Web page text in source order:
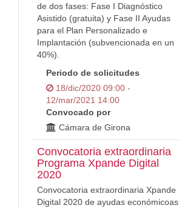
de dos fases: Fase I Diagnóstico
Asistido (gratuita) y Fase II Ayudas
para el Plan Personalizado e
Implantación (subvencionada en un
40%).
Periodo de solicitudes
18/dic/2020 09:00 -
12/mar/2021 14:00
Convocado por
Cámara de Girona
Convocatoria extraordinaria
Programa Xpande Digital
2020
Convocatoria extraordinaria Xpande
Digital 2020 de ayudas económicoas